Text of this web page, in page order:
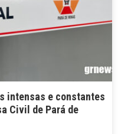
intensas e constantes
Civil de Pará de